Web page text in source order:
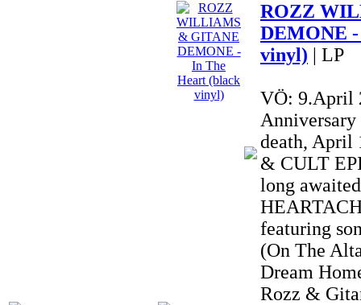
ROZZ
DEMONE
vinyl) | LP
VÖ: 9.April
death, April
& CULT
long
featuring
(On The
Dream
Rozz &